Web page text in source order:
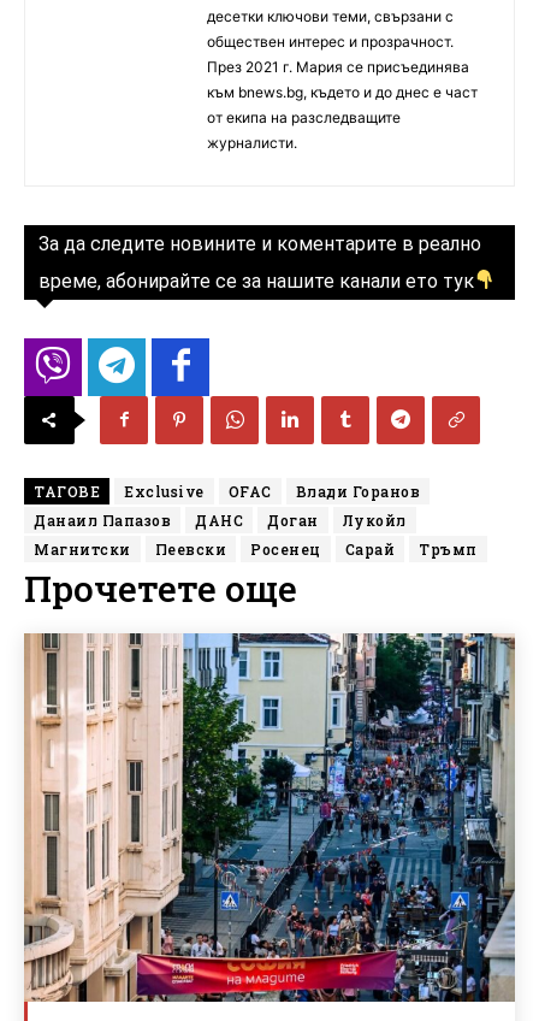
десетки ключови теми, свързани с
обществен интерес и прозрачност.
През 2021 г. Мария се присъединява
към bnews.bg, където и до днес е част
от екипа на разследващите
журналисти.
За да следите новините и коментарите в реално
време, абонирайте се за нашите канали ето тук
ТАГОВЕ Exclusive OFAC
Влади Горанов
Данаил Папазов
ДАНС Доган
Лукойл
Магнитски
Пеевски Росенец Сарай Тръмп
Прочетете още